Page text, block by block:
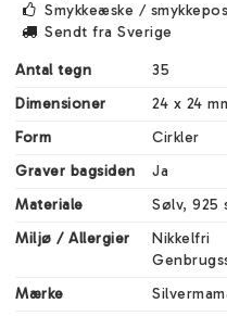
Smykkeæske /
Sendt fra Sverige
Antal tegn
35
Dimensioner
24 x 24
Form
Cirkler
Graver bagsiden
Ja
Materiale
Sølv, 925
Miljø / Allergier
Nikkelfri
Mærke